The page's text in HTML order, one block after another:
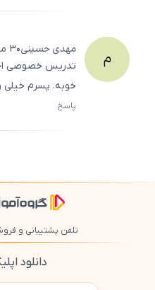
م مهدیحسینی۳۰ مرداد ۱۴۰۳
تدریس خصوصی
خوبه. پسرم
پاسخ
تلفن پشتیبانی و فروش
دانلود